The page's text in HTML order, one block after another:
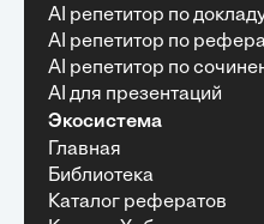
Рекомендую Кампус
учиться
Марина Щербакова
Пользуюсь сайтом
месяцев и хочу
удобства и
отлично подходит как
AI репетитор по
AI репетитор по
AI репетитор по
AI для презентаций
Экосистема
Главная
Библиотека
Каталог рефератов